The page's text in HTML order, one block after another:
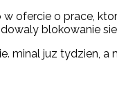
ofercie o prace,
blokowanie
minal juz tydzien, a